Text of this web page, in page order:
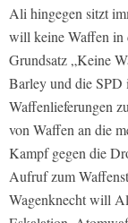
Ali hingegen sitzt
will keine Waffen in
Grundsatz „Keine
Barley und die SPD
Waffenlieferungen
von Waffen an die
Kampf gegen die
Aufruf zum
Wagenknecht will